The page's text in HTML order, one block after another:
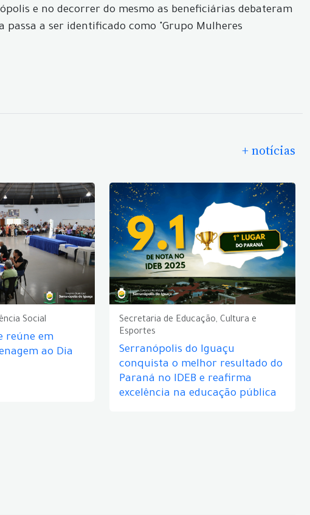
e no decorrer do mesmo as beneficiárias debateram
a ser identificado como "Grupo Mulheres
+ notícias
Social
reúne em
ao Dia
Secretaria de Educação, Cultura e
Esportes
Serranópolis do Iguaçu
conquista o melhor resultado do
Paraná no IDEB e reafirma
excelência na educação pública